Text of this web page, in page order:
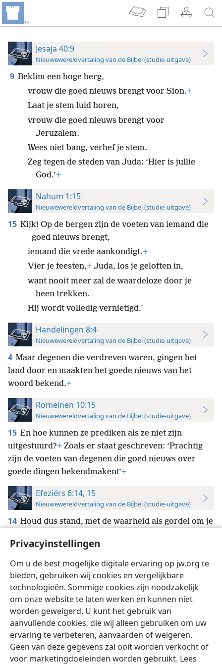
Privacyinstellingen
Om u de best mogelijke digitale ervaring op jw.org te
bieden, gebruiken wij cookies en vergelijkbare
technologieën. Sommige cookies zijn noodzakelijk
om onze website te laten werken en kunnen niet
worden geweigerd. U kunt het gebruik van
aanvullende cookies, die wij alleen gebruiken om uw
ervaring te verbeteren, aanvaarden of weigeren.
Geen van deze gegevens zal ooit worden verkocht of
voor marketingdoeleinden worden gebruikt. Lees
Jesaja 40:9
Nieuwewereldvertaling van de Bijbel (studie-uitgave)
9 Beklim een hoge berg,
vrouw die goed nieuws brengt voor Sion.+
Laat je stem luid horen,
vrouw die goed nieuws brengt voor
Jeruzalem.
Wees niet bang, verhef je stem.
Zeg tegen de steden van Juda: ‘Hier is jullie
God.’+
Nahum 1:15
Nieuwewereldvertaling van de Bijbel (studie-uitgave)
15 Kijk! Op de bergen zijn de voeten van iemand die
goed nieuws brengt,
iemand die vrede aankondigt.+
Vier je feesten,+ Juda, los je geloften in,
want nooit meer zal de waardeloze door je
heen trekken.
Hij wordt volledig vernietigd.’
Handelingen 8:4
Nieuwewereldvertaling van de Bijbel (studie-uitgave)
4 Maar degenen die verdreven waren, gingen het
land door en maakten het goede nieuws van het
woord bekend.+
Romeinen 10:15
Nieuwewereldvertaling van de Bijbel (studie-uitgave)
15 En hoe kunnen ze prediken als ze niet zijn
uitgestuurd?+ Zoals er staat geschreven: ‘Prachtig
zijn de voeten van degenen die goed nieuws over
goede dingen bekendmaken!’+
Efeziërs 6:14, 15
Nieuwewereldvertaling van de Bijbel (studie-uitgave)
14 Houd dus stand, met de waarheid als gordel om je
15 en met de bereidheid om het goede nieuws van
vrede bekend te maken +als sandalen aan je voeten.
Nederlands Instellingen
Copyright © 2026 Watch Tower Bible and Tract Society of Pennsylvania
Gebruiksvoorwaarden Privacybeleid
Privacyinstellingen
JW.ORG
Inloggen